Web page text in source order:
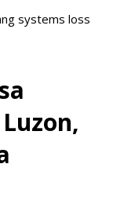
systems loss